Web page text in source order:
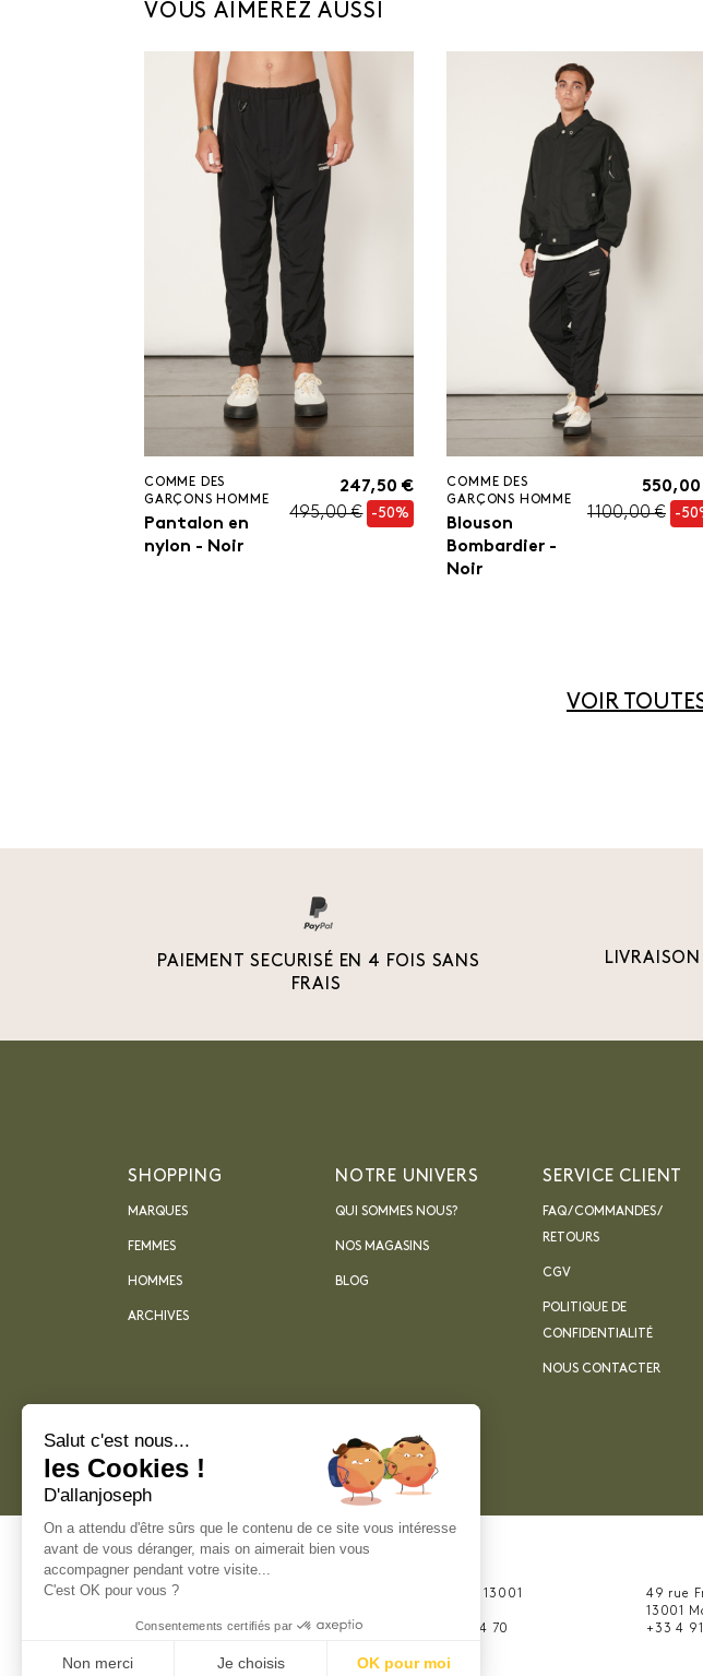
VOUS AIMEREZ AUSSI
COMME DES
GARÇONS HOMME
Pantalon en
nylon - Noir
247,50 €
495,00 € -50%
COMME DES
GARÇONS HOMME
Blouson
Bombardier -
Noir
1 100,00 €
-
VOIR
PAIEMENT SECURISÉ EN 4 FOIS SANS
FRAIS
SHOPPING
MARQUES
FEMMES
HOMMES
ARCHIVES
NOTRE UNIVERS
QUI SOMMES NOUS?
NOS MAGASINS
BLOG
SERVICE CLIENT
FAQ / COMMANDES /
RETOURS
CGV
POLITIQUE DE
CONFIDENTIALITÉ
NOUS CONTACTER
21 rue Sainte - 13001
+33 4 91 55 64 70
49 rue
13001
+33 4
Salut c'est nous...
les Cookies !
D'allanjoseph
On a attendu d'être sûrs que le contenu de ce site vous intéresse
avant de vous déranger, mais on aimerait bien vous
accompagner pendant votre visite...
C'est OK pour vous ?
Consentements certifiés par
Non merci Je choisis OK pour moi